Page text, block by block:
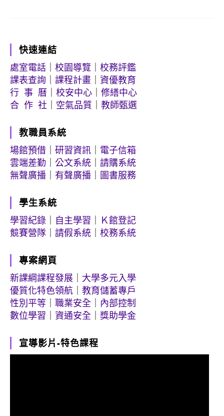
快速連結
處室電話
校園導覽
校務評鑑
課表查詢
課程計畫
資優教育
行 事 曆
校安中心
修繕中心
合 作 社
空氣品質 教師甄選
教職員系統
場館預借
研習資訊
電子信箱
雲端差勤
公文系統
請購系統
無聲廣播
有聲廣播 圖書服務
學生系統
學習紀錄
自主學習
Ｋ館登記
競賽營隊
請假系統 校務系統
專案網頁
新課綱課程發展
大學多元入學
優質化特色領航
教育儲蓄專戶
性別平等
職業安全
內部控制
數位學習
資通安全 獎助學金
宣導影片-特色課程